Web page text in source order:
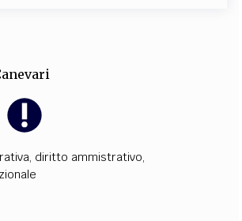
, diritto ammistrativo,